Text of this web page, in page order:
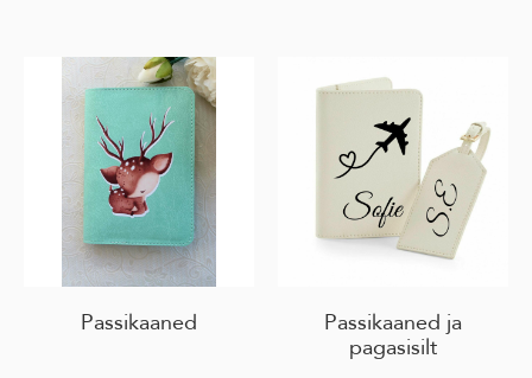
Passikaaned
Passikaaned ja
pagasisilt